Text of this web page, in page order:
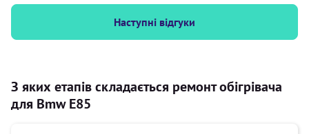
Наступні відгуки
З яких етапів складається ремонт обігрівача
для Bmw E85